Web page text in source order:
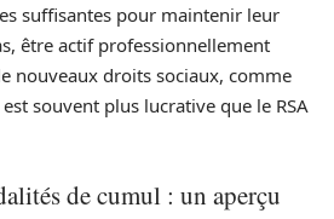
suffisantes pour maintenir leur
être actif professionnellement
nouveaux droits sociaux, comme
souvent plus lucrative que le RSA
de cumul : un aperçu